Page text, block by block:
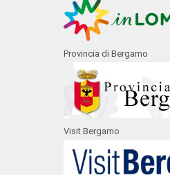
Provincia di Bergamo
Visit Bergamo